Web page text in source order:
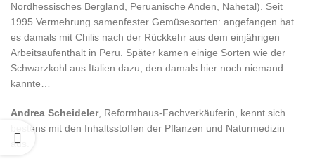
Nordhessisches Bergland, Peruanische Anden, Nahetal). Seit
1995 Vermehrung samenfester Gemüsesorten: angefangen hat
es damals mit Chilis nach der Rückkehr aus dem einjährigen
Arbeitsaufenthalt in Peru. Später kamen einige Sorten wie der
Schwarzkohl aus Italien dazu, den damals hier noch niemand
kannte…
Andrea Scheideler, Reformhaus-Fachverkäuferin, kennt sich
bestens mit den Inhaltsstoffen der Pflanzen und Naturmedizin
aus.